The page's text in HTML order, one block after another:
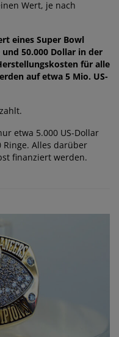
Wert, je nach
eines Super Bowl
und 50.000 Dollar in der
für alle
auf etwa 5 Mio. US-
etwa 5.000 US-Dollar
Alles darüber
finanziert werden.